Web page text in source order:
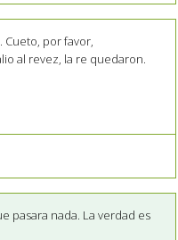
por favor,
al revez, la re quedaron.
pasara nada. La verdad es